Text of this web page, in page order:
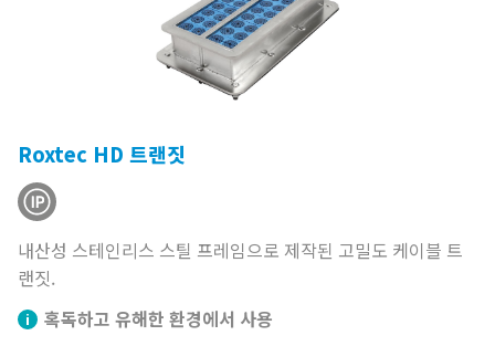
Roxtec HD 트랜짓
내산성 스테인리스 스틸 프레임으로 제작된 고밀도 케이블 트
랜짓.
혹독하고 유해한 환경에서 사용